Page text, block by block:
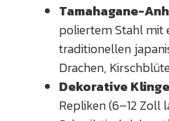
Tamahagane-
poliertem Stahl mit
traditionellen
Drachen,
Dekorative
Repliken (6–12 Zoll